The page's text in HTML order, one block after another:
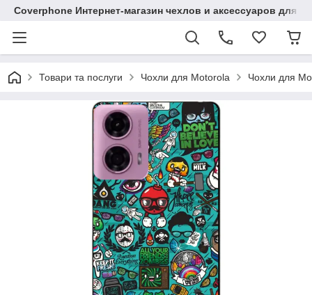
Coverphone Интернет-магазин чехлов и аксессуаров для
Товари та послуги Чохли для Motorola Чохли для